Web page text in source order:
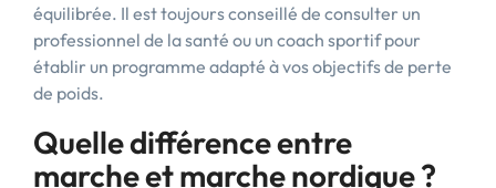
équilibrée. Il est toujours conseillé de consulter un
professionnel de la santé ou un coach sportif pour
établir un programme adapté à vos objectifs de perte
de poids.
Quelle différence entre
marche et marche nordique ?